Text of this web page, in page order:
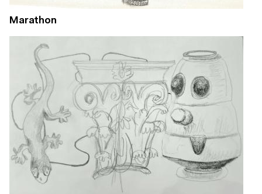
Marathon